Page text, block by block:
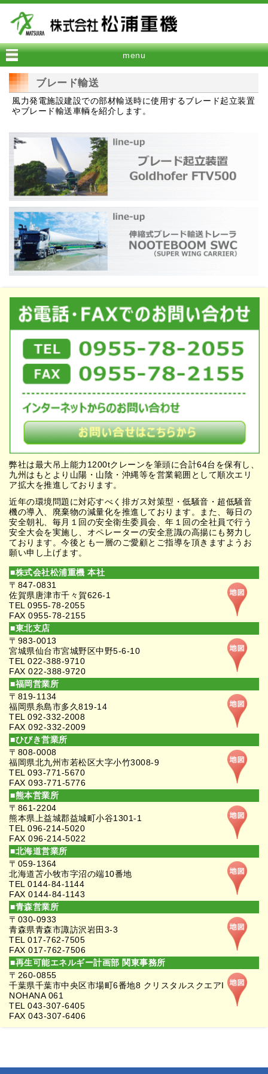
menu
ブレード輸送
風力発電施設建設での部材輸送時に使用するブレード起立装置
やブレード輸送車輌を紹介します。
弊社は最大吊上能力1200tクレーンを筆頭に合計64台を保有し、
九州はもとより山陽・山陰・沖縄等を営業範囲として順次エリ
ア拡大を推進しております。
近年の環境問題に対応すべく排ガス対策型・低騒音・超低騒音
機の導入、廃棄物の減量化を推進しております。また、毎日の
安全朝礼、毎月１回の安全衛生委員会、年１回の全社員で行う
安全大会を実施し、オペレーターの安全意識の高揚にも努力し
ております。今後とも一層のご愛顧とご指導を頂きますようお
願い申し上げます。
■株式会社松浦重機 本社
〒847-0831
佐賀県唐津市千々賀626-1
TEL 0955-78-2055
FAX 0955-78-2155
■東北支店
〒983-0013
宮城県仙台市宮城野区中野5-6-10
TEL 022-388-9710
FAX 022-388-9720
■福岡営業所
〒819-1134
福岡県糸島市多久819-14
TEL 092-332-2008
FAX 092-332-2009
■ひびき営業所
〒808-0008
福岡県北九州市若松区大字小竹3008-9
TEL 093-771-5670
FAX 093-771-5776
■熊本営業所
〒861-2204
熊本県上益城郡益城町小谷1301-1
TEL 096-214-5020
FAX 096-214-5022
■北海道営業所
〒059-1364
北海道苫小牧市字沼の端10番地
TEL 0144-84-1144
FAX 0144-84-1143
■青森営業所
〒030-0933
青森県青森市諏訪沢岩田3-3
TEL 017-762-7505
FAX 017-762-7506
■再生可能エネルギー計画部 関東事務所
〒260-0855
千葉県千葉市中央区市場町6番地8 クリスタルスクエアI
NOHANA 061
TEL 043-307-6405
FAX 043-307-6406